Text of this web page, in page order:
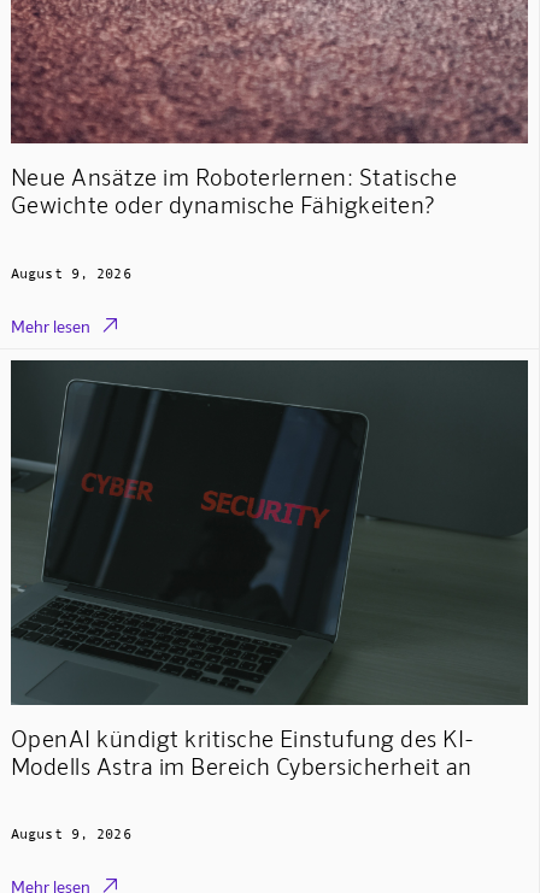
Neue Ansätze im Roboterlernen: Statische
Gewichte oder dynamische Fähigkeiten?
August 9, 2026
Mehr lesen 
OpenAI kündigt kritische Einstufung des KI-
Modells Astra im Bereich Cybersicherheit an
August 9, 2026
Mehr lesen 